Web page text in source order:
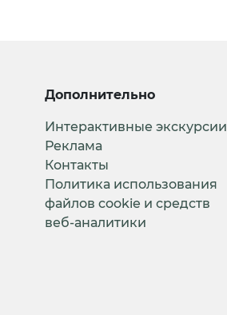
Дополнительно
Интерактивные экскурсии
Реклама
Контакты
Политика использования
файлов cookie и средств
веб-аналитики